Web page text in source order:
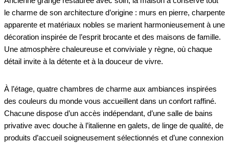
le charme de son architecture d’origine : murs en pierre, charpente
apparente et matériaux nobles se marient harmonieusement à une
décoration inspirée de l’esprit brocante et des maisons de famille.
Une atmosphère chaleureuse et conviviale y règne, où chaque
détail invite à la détente et à la douceur de vivre.
À l’étage, quatre chambres de charme aux ambiances inspirées
des couleurs du monde vous accueillent dans un confort raffiné.
Chacune dispose d’un accès indépendant, d’une salle de bains
privative avec douche à l’italienne en galets, de linge de qualité, de
produits d’accueil soigneusement sélectionnés et d’une connexion